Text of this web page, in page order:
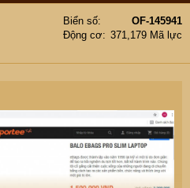
Biển số
OF-145941
Động cơ
371,179 Mã lực